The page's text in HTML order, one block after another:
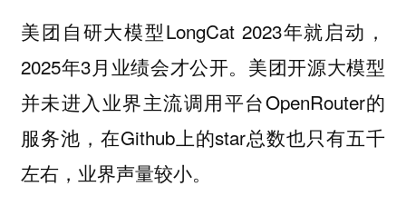
美团自研大模型LongCat 2023年就启动，
2025年3月业绩会才公开。美团开源大模型
并未进入业界主流调用平台OpenRouter的
服务池，在Github上的star总数也只有五千
左右，业界声量较小。